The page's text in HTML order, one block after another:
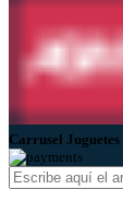
Carrusel Juguetes